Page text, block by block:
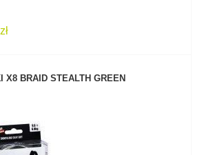
X8 BRAID STEALTH GREEN
ZOBACZ PRODUKT